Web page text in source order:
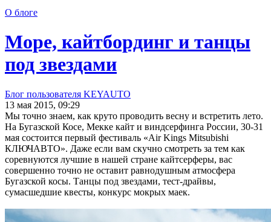
О блоге
Море, кайтбординг и танцы
под звездами
Блог пользователя KEYAUTO
13 мая 2015, 09:29
Мы точно знаем, как круто проводить весну и встретить лето.
На Бугазской Косе, Мекке кайт и виндсерфинга России, 30-31
мая состоится первый фестиваль «Air Kings Mitsubishi
КЛЮЧАВТО». Даже если вам скучно смотреть за тем как
соревнуются лучшие в нашей стране кайтсерферы, вас
совершенно точно не оставит равнодушным атмосфера
Бугазской косы. Танцы под звездами, тест-драйвы,
сумасшедшие квесты, конкурс мокрых маек.